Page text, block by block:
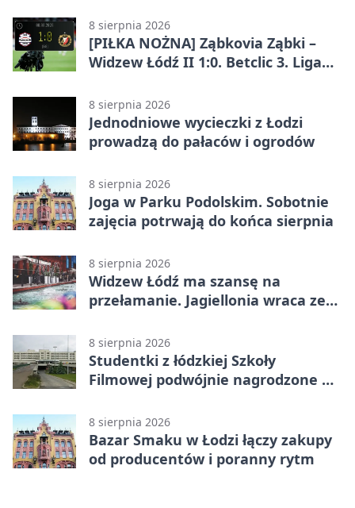
8 sierpnia 2026
[PIŁKA NOŻNA] Ząbkovia Ząbki –
Widzew Łódź II 1:0. Betclic 3. Liga
rozstrzygnięciem po przerwie
8 sierpnia 2026
Jednodniowe wycieczki z Łodzi
prowadzą do pałaców i ogrodów
8 sierpnia 2026
Joga w Parku Podolskim. Sobotnie
zajęcia potrwają do końca sierpnia
8 sierpnia 2026
Widzew Łódź ma szansę na
przełamanie. Jagiellonia wraca ze
8 sierpnia 2026
Studentki z łódzkiej Szkoły
Filmowej podwójnie nagrodzone na
8 sierpnia 2026
Bazar Smaku w Łodzi łączy zakupy
od producentów i poranny rytm